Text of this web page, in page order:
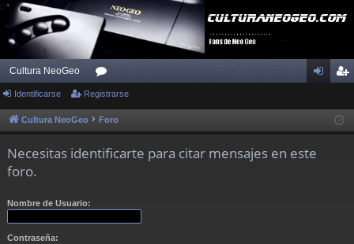
Cultura NeoGeo
or
os ist
Identificarse Registrarse
Cultura NeoGeo Foro
Necesitas identificarte para citar mensajes en este
foro.
Nombre de Usuario:
Contraseña: